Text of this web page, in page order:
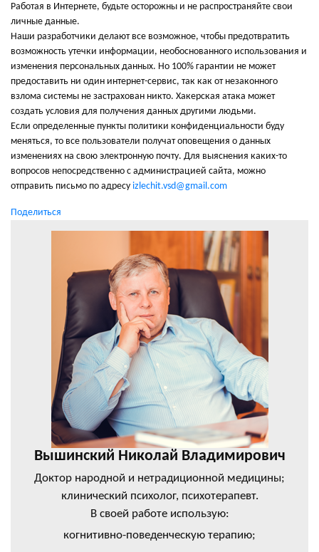
Работая в Интернете, будьте осторожны и не распространяйте свои
личные данные.
Наши разработчики делают все возможное, чтобы предотвратить
возможность утечки информации, необоснованного использования и
изменения персональных данных. Но 100% гарантии не может
предоставить ни один интернет-сервис, так как от незаконного
взлома системы не застрахован никто. Хакерская атака может
создать условия для получения данных другими людьми.
Если определенные пункты политики конфиденциальности буду
меняться, то все пользователи получат оповещения о данных
изменениях на свою электронную почту. Для выяснения каких-то
вопросов непосредственно с администрацией сайта, можно
отправить письмо по адресу izlechit.vsd@gmail.com
Поделиться
Вышинский Николай Владимирович
Доктор народной и нетрадиционной медицины;
клинический психолог, психотерапевт.
В своей работе использую:
когнитивно-поведенческую терапию;